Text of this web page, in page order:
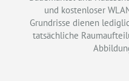
und kostenloser
Grundrisse dienen
tatsächliche